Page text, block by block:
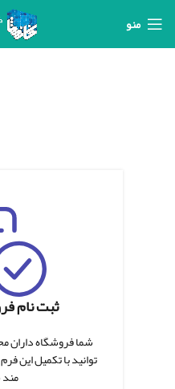
منو
ثبت نام
شما فروشگاه داران
توانید با تکمیل این